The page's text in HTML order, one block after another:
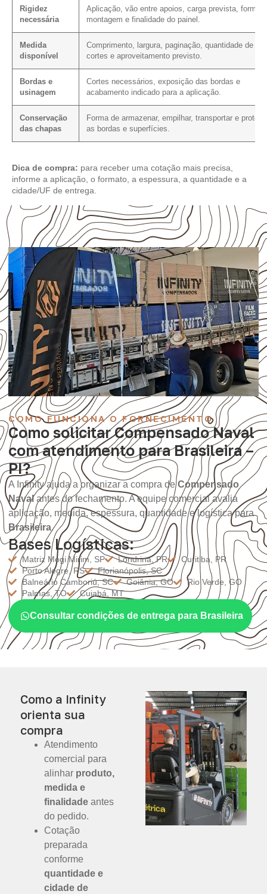
Rigidez
necessária
Aplicação, vão entre apoios, carga prevista, forma
montagem e finalidade do painel.
Medida
disponível
Comprimento, largura, paginação, quantidade de
cortes e aproveitamento previsto.
Bordas e
usinagem
Cortes necessários, exposição das bordas e
acabamento indicado para a aplicação.
Conservação
das chapas
Forma de armazenar, empilhar, transportar e
as bordas e superfícies.
Dica de compra: para receber uma cotação mais precisa,
informe a aplicação, o formato, a espessura, a quantidade e a
cidade/UF de entrega.
COMO FUNCIONA O FORNECIMENTO
Como solicitar Compensado Naval
com atendimento para Brasileira –
PI?
A Infinity ajuda a organizar a compra deCompensado
Navalantes do fechamento. A equipe comercial avalia
aplicação, medida, espessura, quantidade e logística para
Brasileira.
Bases Logísticas:
Matriz Mogi Mirim, SP Londrina, PR
Curitiba, PR
Porto Alegre, RS
Florianópolis, SC
Balneário Camboriú, SC
Goiânia, GO
Rio Verde, GO
Palmas, TO
Cuiabá, MT
Consultar condições de entrega para Brasileira
Como a Infinity
orienta sua
compra
Atendimento
comercial para
alinhar produto,
medida e
finalidade antes
do pedido.
Cotação
preparada
conforme
quantidade e
cidade de